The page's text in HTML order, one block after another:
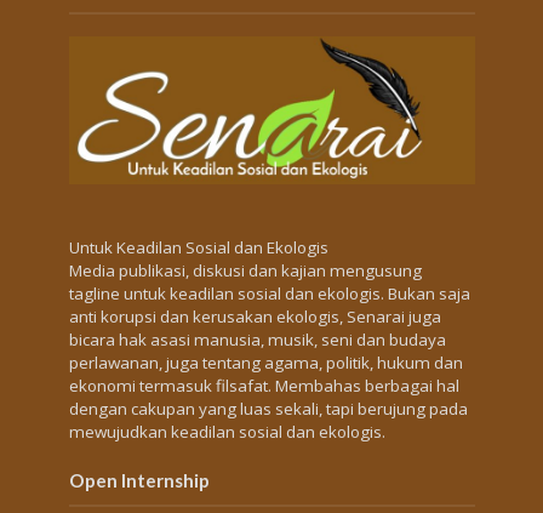
Untuk Keadilan Sosial dan Ekologis
Media publikasi, diskusi dan kajian mengusung
tagline untuk keadilan sosial dan ekologis. Bukan saja
anti korupsi dan kerusakan ekologis, Senarai juga
bicara hak asasi manusia, musik, seni dan budaya
perlawanan, juga tentang agama, politik, hukum dan
ekonomi termasuk filsafat. Membahas berbagai hal
dengan cakupan yang luas sekali, tapi berujung pada
mewujudkan keadilan sosial dan ekologis.
Open Internship